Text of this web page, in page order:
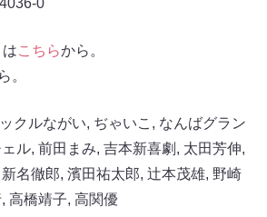
こちらから。
。
クルながい, ぢゃいこ , なんばグラン
ル, 前田まみ, 吉本新喜劇 , 太田芳伸,
新名徹郎, 濱田祐太郎, 辻本茂雄, 野崎
, 高橋靖子, 高関優